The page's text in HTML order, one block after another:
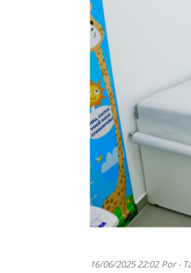
16/06/2025 22:02 Por -